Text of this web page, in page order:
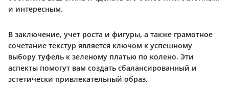
и интересным.
В заключение, учет роста и фигуры, а также грамотное
сочетание текстур является ключом к успешному
выбору туфель к зеленому платью по колено. Эти
аспекты помогут вам создать сбалансированный и
эстетически привлекательный образ.